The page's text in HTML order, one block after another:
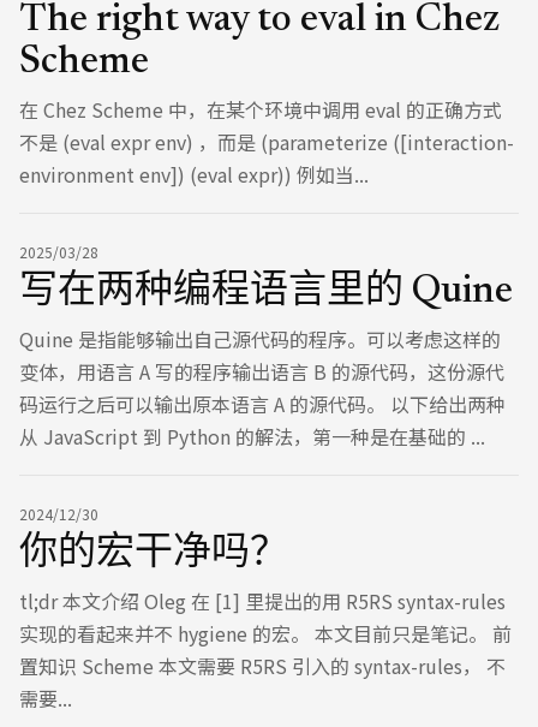
The right way to eval in Chez
Scheme
在 Chez Scheme 中，在某个环境中调用 eval 的正确方式
不是 (eval expr env) ，而是 (parameterize ([interaction-
environment env]) (eval expr)) 例如当...
2025/03/28
写在两种编程语言里的 Quine
Quine 是指能够输出自己源代码的程序。可以考虑这样的
变体，用语言 A 写的程序输出语言 B 的源代码，这份源代
码运行之后可以输出原本语言 A 的源代码。 以下给出两种
从 JavaScript 到 Python 的解法，第一种是在基础的 ...
2024/12/30
你的宏干净吗？
tl;dr 本文介绍 Oleg 在 [1] 里提出的用 R5RS syntax-rules
实现的看起来并不 hygiene 的宏。 本文目前只是笔记。 前
置知识 Scheme 本文需要 R5RS 引入的 syntax-rules， 不
需要...